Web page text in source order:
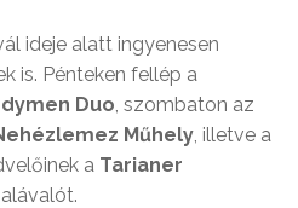
ideje alatt ingyenesen
is. Pénteken fellép a
Duo, szombaton az
Műhely, illetve a
a Tarianer